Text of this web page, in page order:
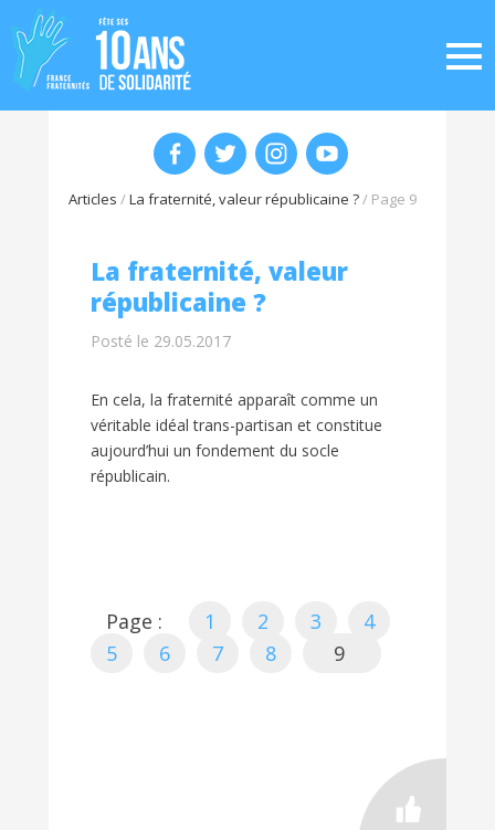
Articles /La fraternité, valeur républicaine ?/ Page 9
La fraternité, valeur
républicaine ?
Posté le 29.05.2017
En cela, la fraternité apparaît comme un
véritable idéal trans-partisan et constitue
aujourd’hui un fondement du socle
républicain.
Page : 1 2 3
4
5
6 7 8 9